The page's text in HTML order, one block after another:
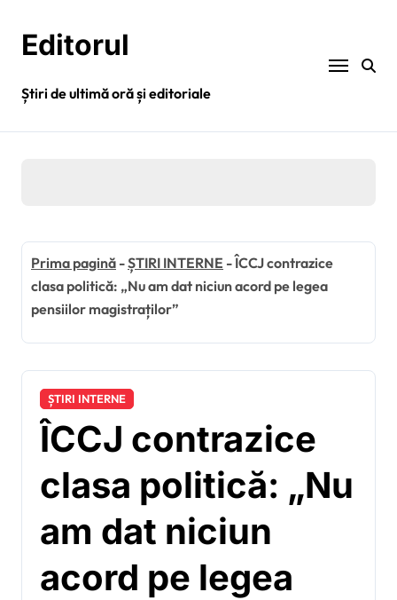
conținutEditorul
Știri de ultimă oră și editoriale
Prima pagină -ȘTIRI INTERNE -ÎCCJ contrazice
clasa politică: „Nu am dat niciun acord pe legea
pensiilor magistraților”
ȘTIRI INTERNE
ÎCCJ contrazice
clasa politică: „Nu
am dat niciun
acord pe legea